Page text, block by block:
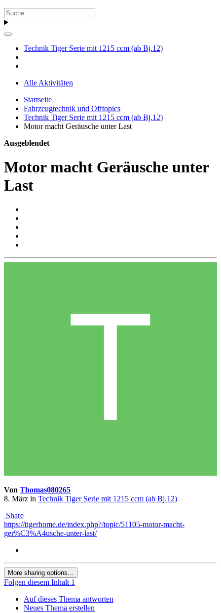
Technik Tiger Serie mit 1215 ccm (ab Bj.12)
Alle Aktivitäten
Startseite
Fahrzeugtechnik und Offtopics
Technik Tiger Serie mit 1215 ccm (ab Bj.12)
Motor macht Geräusche unter Last
Ausgeblendet
Motor macht Geräusche unter
Last
Von Thomas080265
8. März in Technik Tiger Serie mit 1215 ccm (ab Bj.12)
Share
https://tigerhome.de/index.php?/topic/51105-motor-macht-
ger%C3%A4usche-unter-last/
More sharing options...
Folgen diesem Inhalt 1
Auf dieses Thema antworten
Neues Thema erstellen